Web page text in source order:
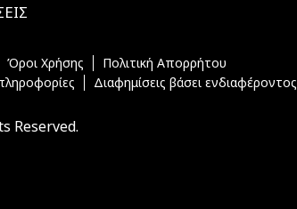
Όροι Χρήσης
Πολιτική Απορρήτου
Διαφημίσεις βάσει ενδιαφέροντος
Reserved.